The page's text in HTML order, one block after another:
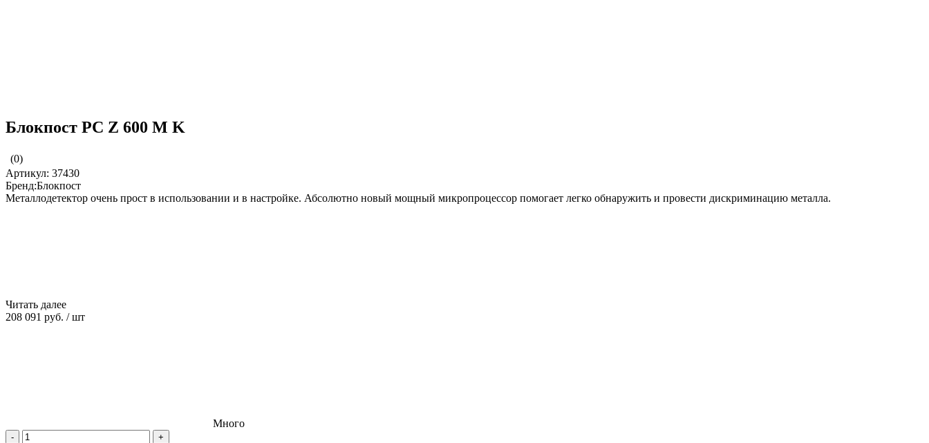
Блокпост PC Z 600 M K
(0)
Артикул: 37430
Бренд:Блокпост
Металлодетектор очень прост в использовании и в настройке. Абсолютно новый мощный микропроцессор помогает легко обнаружить и провести дискриминацию металла.
Читать далее
208 091 руб. / шт
Много
- +